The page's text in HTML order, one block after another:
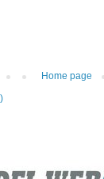
Home page